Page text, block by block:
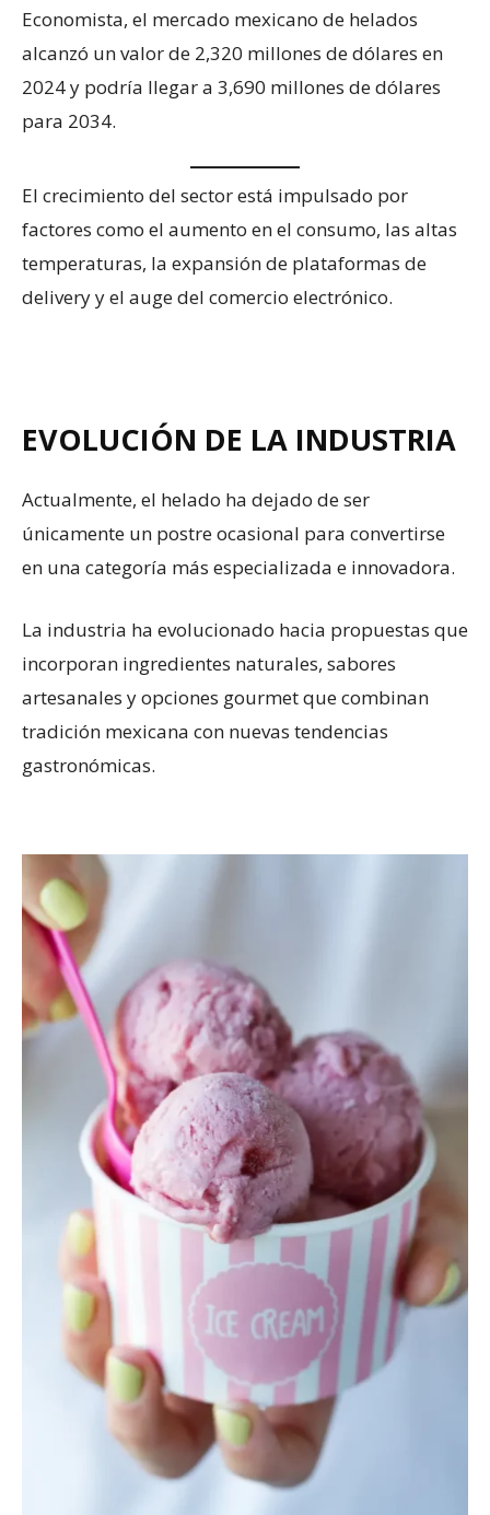
Economista, el mercado mexicano de helados
alcanzó un valor de 2,320 millones de dólares en
2024 y podría llegar a 3,690 millones de dólares
para 2034.
El crecimiento del sector está impulsado por
factores como el aumento en el consumo, las altas
temperaturas, la expansión de plataformas de
delivery y el auge del comercio electrónico.
EVOLUCIÓN DE LA INDUSTRIA
Actualmente, el helado ha dejado de ser
únicamente un postre ocasional para convertirse
en una categoría más especializada e innovadora.
La industria ha evolucionado hacia propuestas que
incorporan ingredientes naturales, sabores
artesanales y opciones gourmet que combinan
tradición mexicana con nuevas tendencias
gastronómicas.